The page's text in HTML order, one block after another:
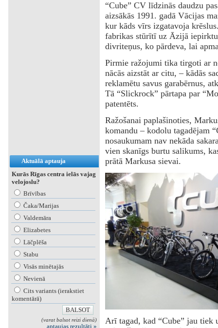
Aktuālā aptauja
Kurās Rīgas centra ielās vajag
velojoslu?
Brīvības
Čaka/Marijas
Valdemāra
Elizabetes
Lāčplēša
Stabu
Visās minētajās
Nevienā
Cits variants (ierakstiet
komentārā)
(varat balsot reizi dienā)
aptaujas rezultāti »
“Cube” CV līdzinās daudzu
aizsākās 1991. gadā Vācijas
kur kāds vīrs izgatavoja
fabrikas stūrītī uz Āzijā
divriteņus, ko pārdeva, lai
Pirmie ražojumi tika tirgoti ar
nācās aizstāt ar citu, – kādās
reklamētu savus garabērnus,
Tā “Slickrock” pārtapa par
patentēts.
Ražošanai paplašinoties,
komandu – kodolu tagadējam
nosaukumam nav nekāda
vien skanīgs burtu salikums,
prātā Markusa sievai.
Arī tagad, kad “Cube” jau tiek